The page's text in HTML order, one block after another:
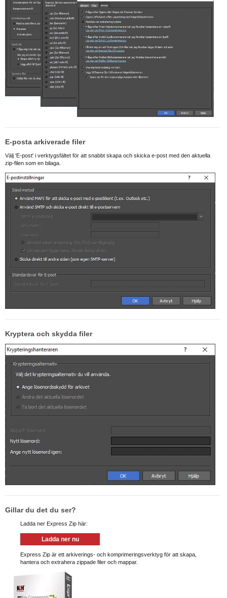
E-posta arkiverade filer
Välj 'E-post' i verktygsfältet för att snabbt skapa och skicka e-post med den aktuella
zip-filen som en bilaga.
Kryptera och skydda filer
Gillar du det du ser?
Ladda ner Express Zip här:
Ladda ner nu
Express Zip är ett arkiverings- och komprimeringsverktyg för att skapa,
hantera och extrahera zippade filer och mappar.